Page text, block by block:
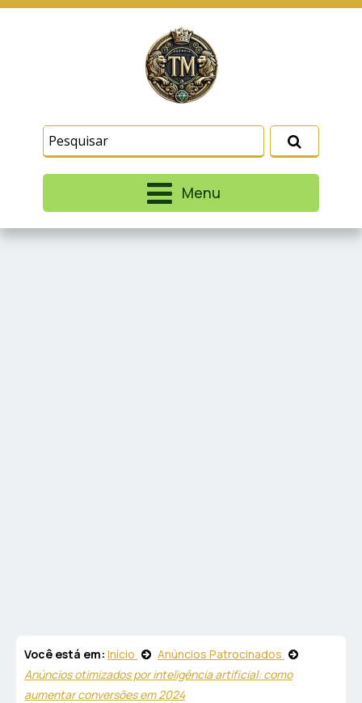
Menu
Você está em: Início
Anúncios Patrocinados
Anúncios otimizados por inteligência artificial: como
aumentar conversões em 2024
similares para lembrar e entender como você usa
nosso site, analisar seu uso de nossos produtos
e serviços, ajudar com nossos esforços de
marketing e fornecer conteúdo de terceiros. Leia
Termos e CondiçõesePolítica de